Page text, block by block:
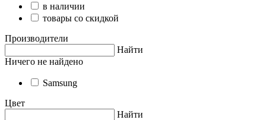
в наличии
товары со скидкой
Производители
Найти
Ничего не найдено
Samsung
Цвет
Найти